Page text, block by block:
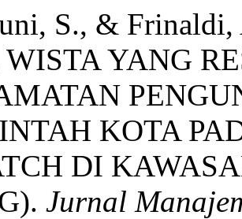
S., &
YANG
KOTA
DI
Jurnal